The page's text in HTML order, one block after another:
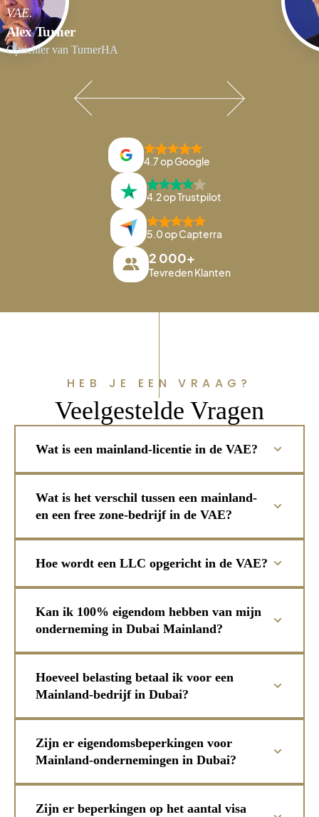
VAE.
Alex Turner
Oprichter van TurnerHA
4.7 op Google
4.2 op Trustpilot
5.0 op Capterra
2 000+
Tevreden Klanten
HEB JE EEN VRAAG?
Veelgestelde Vragen
Wat is een mainland-licentie in de VAE?
Wat is het verschil tussen een mainland-
en een free zone-bedrijf in de VAE?
Hoe wordt een LLC opgericht in de VAE?
Kan ik 100% eigendom hebben van mijn
onderneming in Dubai Mainland?
Hoeveel belasting betaal ik voor een
Mainland-bedrijf in Dubai?
Zijn er eigendomsbeperkingen voor
Mainland-ondernemingen in Dubai?
Zijn er beperkingen op het aantal visa